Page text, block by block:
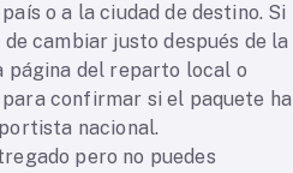
o a la ciudad de destino. Si
cambiar justo después de la
página del reparto local o
confirmar si el paquete ha
nacional.
pero no puedes